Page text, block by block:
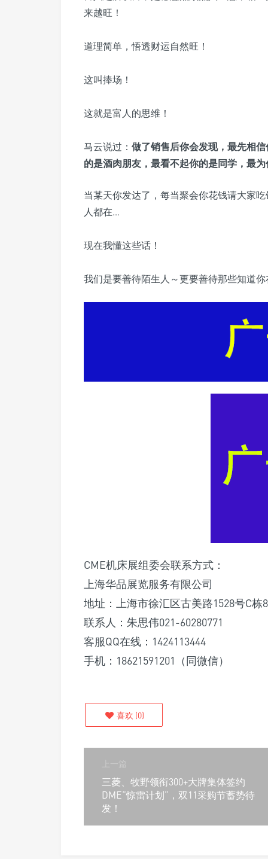
来越旺！
道理简单，悟透财运自然旺！
这叫捧场！
这就是富人的思维！
马云说过： 做了销售后你会发现，最先相
的是酒肉朋友，最看不起你的是同学，最
当某天你发达了，每当聚会你花钱请大家
人都在…
现在我懂这些话！
我们是要善待陌生人～更要善待那些知道
CME机床展组委会联系方式：
上海华品展览服务有限公司
地址：上海市徐汇区古美路1528号C栋
联系人：朱思伟021-60280771
客服QQ在线：1424113444
手机：18621591201（同微信）
喜欢 (0)
上一篇
三菱、牧野领衔300+大牌集体签约
DME“惊雷计划”，双11采购节蓄势待
发！